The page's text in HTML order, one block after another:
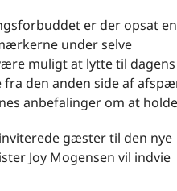
er der opsat
under selve
muligt at lytte til
den anden side af
anbefalinger om at
gæster til den nye
Joy Mogensen vil indvie